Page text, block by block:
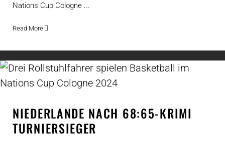
Nations Cup Cologne ...
Read More
NIEDERLANDE NACH 68:65-KRIMI
TURNIERSIEGER